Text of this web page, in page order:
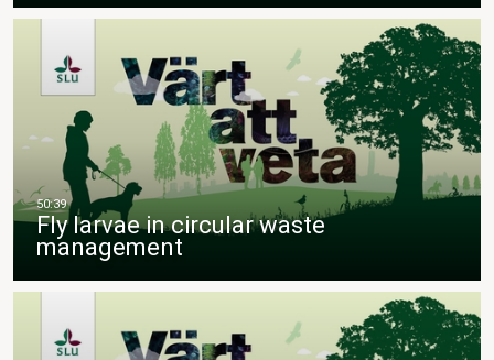
Fly larvae in circular waste
management